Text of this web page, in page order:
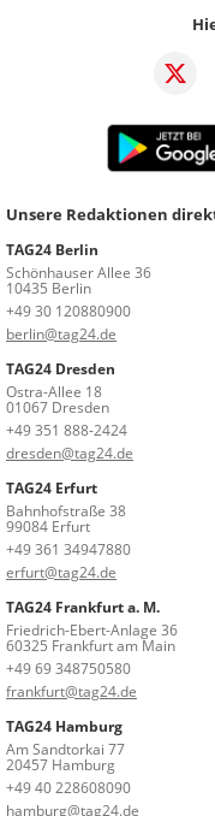
Unsere Redaktionen
TAG24 Berlin
Schönhauser Allee 36
10435 Berlin
+49 30 120880900
berlin@tag24.de
TAG24 Dresden
Ostra-Allee 18
01067 Dresden
+49 351 888-2424
dresden@tag24.de
TAG24 Erfurt
Bahnhofstraße 38
99084 Erfurt
+49 361 34947880
erfurt@tag24.de
TAG24 Frankfurt a. M.
Friedrich-Ebert-Anlage 36
60325 Frankfurt am Main
+49 69 348750580
frankfurt@tag24.de
TAG24 Hamburg
Am Sandtorkai 77
20457 Hamburg
+49 40 228608090
hamburg@tag24.de